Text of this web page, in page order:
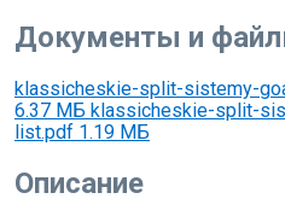
Документы и
klassicheskie-split-sistemy-
6.37 МБ klassicheskie-split-
list.pdf 1.19 МБ
Описание